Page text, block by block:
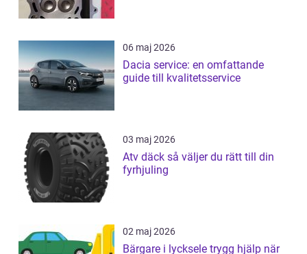
06 maj 2026
Dacia service: en omfattande
guide till kvalitetsservice
03 maj 2026
Atv däck så väljer du rätt till din
fyrhjuling
02 maj 2026
Bärgare i lycksele trygg hjälp när